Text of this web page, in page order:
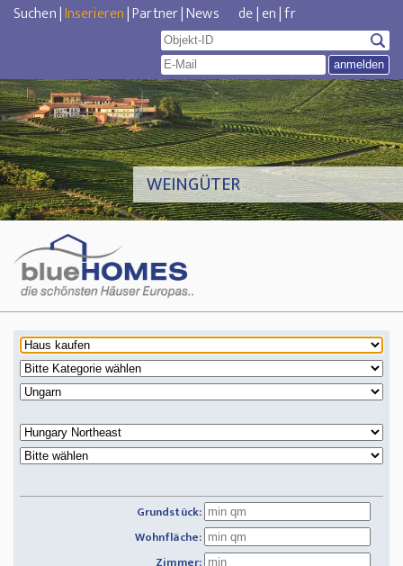
Suchen|Inserieren|Partner|News de|en|fr
WEINGÜTER
Grundstück:
Wohnfläche: